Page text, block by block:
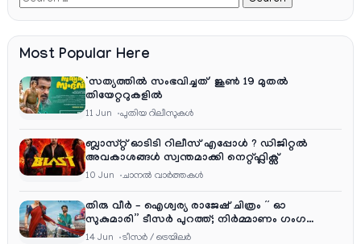
Most Popular Here
‘സത്യത്തിൽ സംഭവിച്ചത്’ ജൂൺ 19 മുതൽ
തിയേറ്ററുകളിൽ
11 Jun പുതിയ റിലീസുകള്‍
ബ്ലാസ്റ്റ് ഓടിടി റിലീസ് എപ്പോൾ ? ഡിജിറ്റൽ
അവകാശങ്ങൾ സ്വന്തമാക്കി നെറ്റ്ഫ്ലിക്സ്
10 Jun ചാനല്‍ വാര്‍ത്തകള്‍
തിരു വീർ – ഐശ്വര്യ രാജേഷ് ചിത്രം ” ഓ
സുകുമാരി” ടീസർ പുറത്ത്; നിർമ്മാണം ഗംഗ
എന്റർടൈൻമെന്റ്‌സ്
14 Jun ടീസര്‍ / ട്രെയിലര്‍